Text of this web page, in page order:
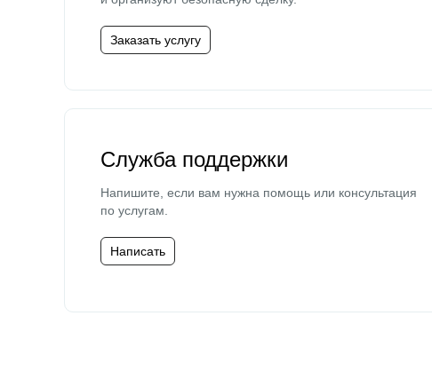
Заказать услугу
Служба поддержки
Напишите, если вам нужна помощь или консультация
по услугам.
Написать